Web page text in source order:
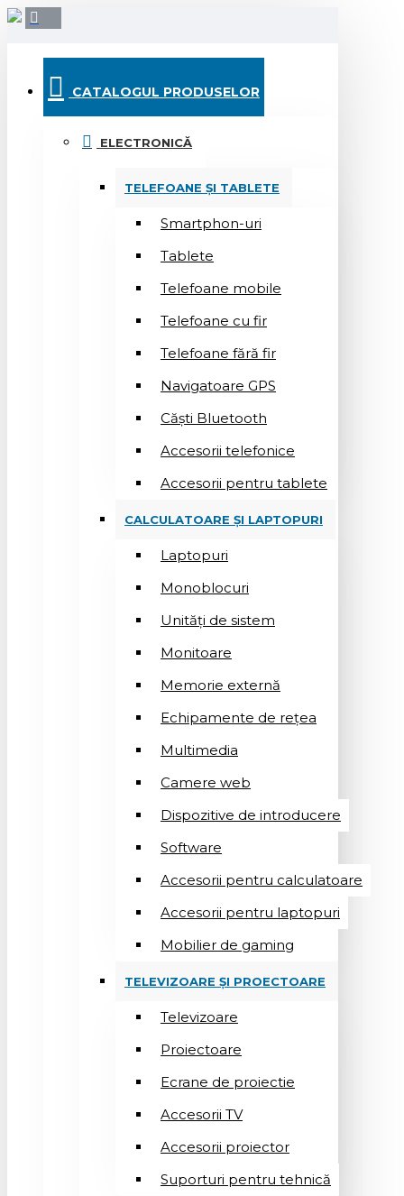
CATALOGUL PRODUSELOR
ELECTRONICĂ
TELEFOANE ȘI TABLETE
Smartphon-uri
Tablete
Telefoane mobile
Telefoane cu fir
Telefoane fără fir
Navigatoare GPS
Căști Bluetooth
Accesorii telefonice
Accesorii pentru tablete
CALCULATOARE ȘI LAPTOPURI
Laptopuri
Monoblocuri
Unități de sistem
Monitoare
Memorie externă
Echipamente de rețea
Multimedia
Camere web
Dispozitive de introducere
Software
Accesorii pentru calculatoare
Accesorii pentru laptopuri
Mobilier de gaming
TELEVIZOARE ȘI PROECTOARE
Televizoare
Proiectoare
Ecrane de proiectie
Accesorii TV
Accesorii proiector
Suporturi pentru tehnică